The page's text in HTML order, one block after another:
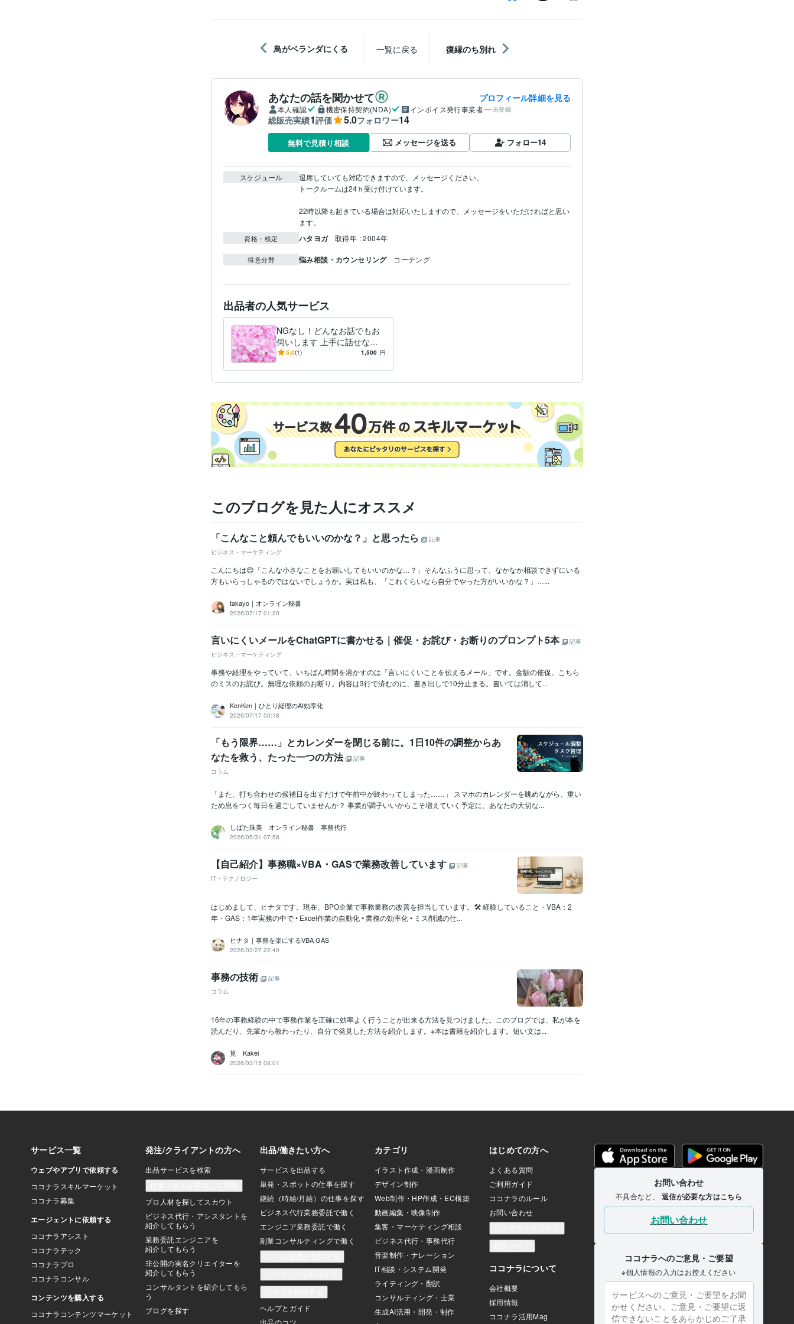
鳥がベランダにくる 一覧に戻る 復縁のち別れ
あなたの話を聞かせて プロフィール詳細を見る
本人確認 機密保持契約(NDA) インボイス発行事業者 未登録
総販売実績1評価 5.0フォロワー14
無料で見積り相談 メッセージを送る フォロー14
スケジュール
退席していても対応できますので、メッセージください。
トークルームは24ｈ受け付けています。
22時以降も起きている場合は対応いたしますので、メッセージをいただければと思い
ます。
資格・検定 ハタヨガ 取得年 : 2004年
得意分野 悩み相談・カウンセリング コーチング
出品者の人気サービス
NGなし！どんなお話でもお
伺いします 上手に話せなく
ても大丈夫。安心して話して
5.0(1) 1,500 円
このブログを見た人にオススメ
「こんなこと頼んでもいいのかな？」と思ったら
記事
ビジネス・マーケティング
こんにちは😊「こんな小さなことをお願いしてもいいのかな…？」そんなふうに思って、なかなか相談できずにいる
方もいらっしゃるのではないでしょうか。実は私も、「これくらいなら自分でやった方がいいかな？」…...
takayo｜オンライン秘書
2026/07/17 01:20
言いにくいメールをChatGPTに書かせる｜催促・お詫び・お断りのプロンプト5本
記事
ビジネス・マーケティング
事務や経理をやっていて、いちばん時間を溶かすのは「言いにくいことを伝えるメール」です。金額の催促。こちら
のミスのお詫び。無理な依頼のお断り。内容は3行で済むのに、書き出しで10分止まる。書いては消して...
KenKen｜ひとり経理のAI効率化
2026/07/17 00:18
「もう限界……」とカレンダーを閉じる前に。1日10件の調整からあ
なたを救う、たった一つの方法
記事
コラム
「また、打ち合わせの候補日を出すだけで午前中が終わってしまった……」 スマホのカレンダーを眺めながら、重い
ため息をつく毎日を過ごしていませんか？ 事業が調子いいからこそ増えていく予定に、あなたの大切な...
しばた珠美 オンライン秘書 事務代行
2026/05/31 07:58
【自己紹介】事務職×VBA・GASで業務改善しています
記事
IT・テクノロジー
はじめまして、ヒナタです。現在、BPO企業で事務業務の改善を担当しています。🛠 経験していること・VBA：2
年・GAS：1年実務の中で • Excel作業の自動化 • 業務の効率化 • ミス削減の仕...
ヒナタ｜事務を楽にするVBA GAS
2026/03/27 22:40
事務の技術
記事
コラム
16年の事務経験の中で事務作業を正確に効率よく行うことが出来る方法を見つけました。このブログでは、私が本を
読んだり、先輩から教わったり、自分で発見した方法を紹介します。※本は書籍を紹介します。短い文は...
筧 Kakei
2026/03/15 08:01